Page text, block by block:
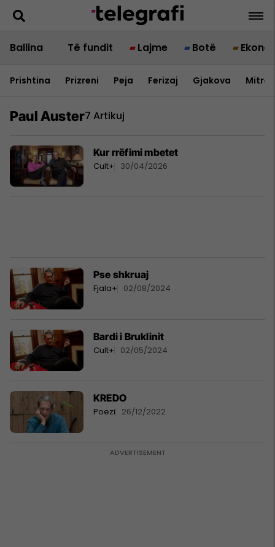
Ballina Të fundit Lajme Botë
Prishtina Prizreni Peja Ferizaj Gjakova
Paul Auster7 Artikuj
Kur rrëfimi mbetet
Cult+ 30/04/2026
Pse shkruaj
Fjala+ 02/08/2024
Bardi i Bruklinit
Cult+ 02/05/2024
KREDO
Poezi 26/12/2022